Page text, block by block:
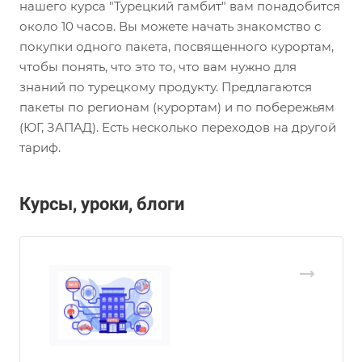
нашего курса "Турецкий гамбит" вам понадобится
около 10 часов. Вы можете начать знакомство с
покупки одного пакета, посвященного курортам,
чтобы понять, что это то, что вам нужно для
знаний по турецкому продукту. Предлагаются
пакеты по регионам (курортам) и по побережьям
(ЮГ, ЗАПАД). Есть несколько переходов на другой
тариф.
Курсы, уроки, блоги